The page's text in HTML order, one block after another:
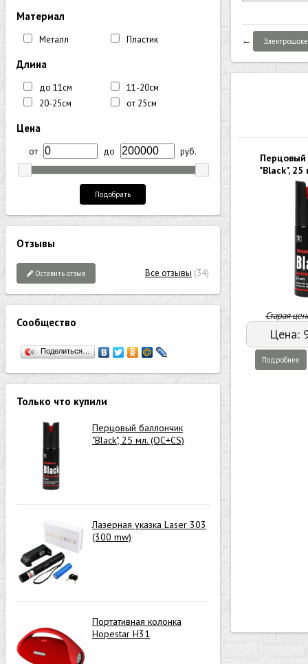
Материал
Металл Пластик
Длина
до 11см
11-20см
20-25см
от 25см
Цена
от до руб.
Подобрать
Отзывы
Оставить отзыв Все отзывы (34)
Сообщество
Поделиться…
Только что купили
Перцовый баллончик
"Black", 25 мл. (OC+CS)
Лазерная указка Laser 303
(300 mw)
Портативная колонка
Hopestar H31
←
Перцовый
"Black", 25
Старая
Цена:
Подробнее